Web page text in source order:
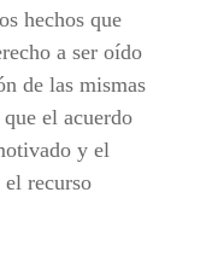
hechos que
a ser oído
de las mismas
el acuerdo
y el
el recurso